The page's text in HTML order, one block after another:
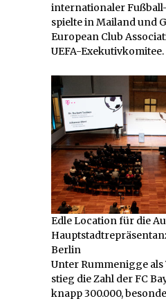
internationaler
spielte in Mailand und
European Club
UEFA-Exekutivkomitee.
Edle Location für die
Berlin
Unter Rummenigge
stieg die Zahl der FC
knapp 300.000,